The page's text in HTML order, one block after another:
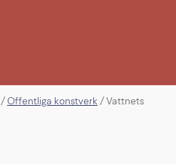
/ Offentliga konstverk / Vattnets